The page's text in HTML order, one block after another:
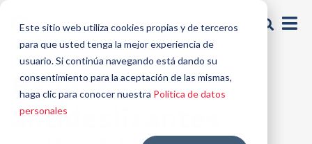
Este sitio web utiliza cookies propias y de terceros
para que usted tenga la mejor experiencia de
usuario. Si continúa navegando está dando su
consentimiento para la aceptación de las mismas,
haga clic para conocer nuestra Política de datos
personales
Bandas
antideslizantes